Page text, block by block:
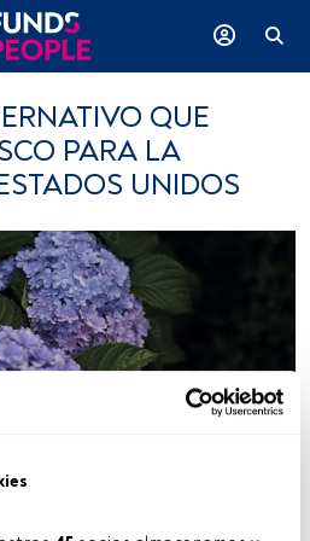
QUE
PARA LA
UNIDOS